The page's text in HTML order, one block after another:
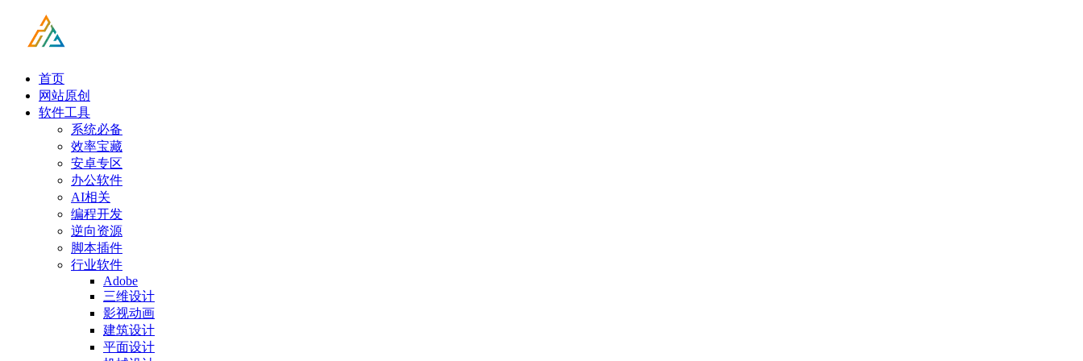
首页
网站原创
软件工具
系统必备
效率宝藏
安卓专区
办公软件
AI相关
编程开发
逆向资源
脚本插件
行业软件
Adobe
三维设计
影视动画
建筑设计
平面设计